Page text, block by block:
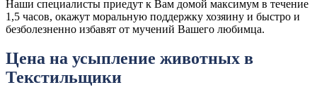
Наши специалисты приедут к Вам домой максимум в течение
1,5 часов, окажут моральную поддержку хозяину и быстро и
безболезненно избавят от мучений Вашего любимца.
Цена на усыпление животных в
Текстильщики